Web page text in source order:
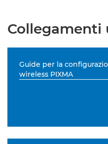
Collegamenti
Guide per la
wireless PIXMA